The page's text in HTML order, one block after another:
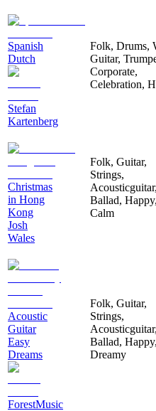
Spanish
Dutch
Stefan
Kartenberg
Folk, Drums,
Guitar,
Corporate,
Celebration,
Christmas
in Hong
Kong
Josh
Wales
Folk, Guitar,
Strings,
Acousticguitar,
Ballad, Happy,
Calm
Acoustic
Guitar
Easy
Dreams
ForestMusic
Folk, Guitar,
Strings,
Acousticguitar,
Ballad, Happy,
Dreamy